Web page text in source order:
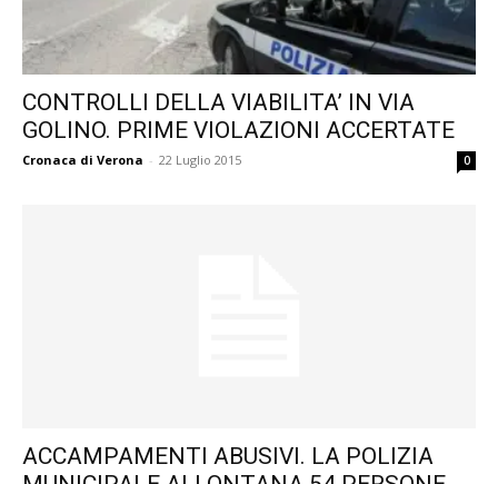
CONTROLLI DELLA VIABILITA’ IN VIA
GOLINO. PRIME VIOLAZIONI ACCERTATE
Cronaca di Verona - 22 Luglio 2015 0
ACCAMPAMENTI ABUSIVI. LA POLIZIA